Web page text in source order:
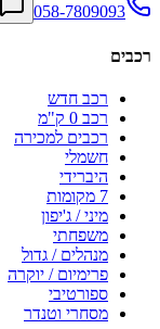
058-7809093
רכבים
רכב חדש
רכב 0 ק"מ
רכבים למכירה
חשמלי
היברידי
7 מקומות
מיני / ג'יפון
משפחתי
מנהלים / גדול
פרימיום / יוקרה
ספורטיבי
מסחרי וטנדר